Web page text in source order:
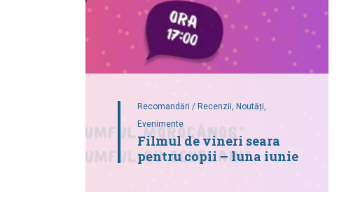
Recomandări / Recenzii, Noutăți,
Evenimente
Filmul de vineri seara
pentru copii – luna iunie